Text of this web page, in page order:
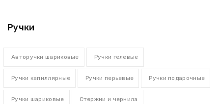
Ручки
Авторучки шариковые Ручки гелевые
Ручки капиллярные Ручки перьевые Ручки подарочные
Ручки шариковые Стержни и чернила